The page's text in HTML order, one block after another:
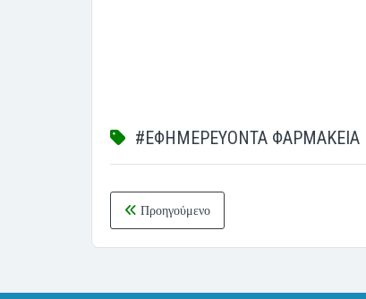
#ΕΦΗΜΕΡΕΥΟΝΤΑ ΦΑΡΜΑΚΕΙΑ
Προηγούμενο